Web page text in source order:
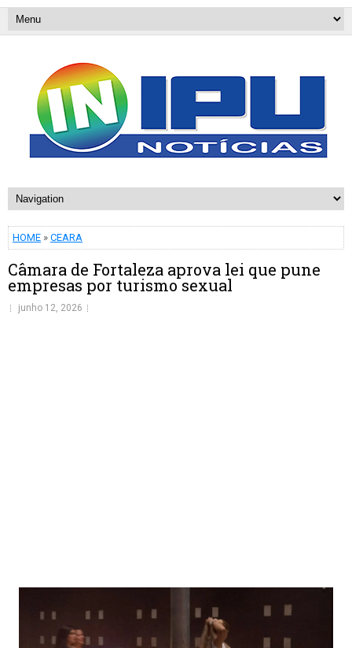
HOME » CEARA
Câmara de Fortaleza aprova lei que pune
empresas por turismo sexual
junho 12, 2026